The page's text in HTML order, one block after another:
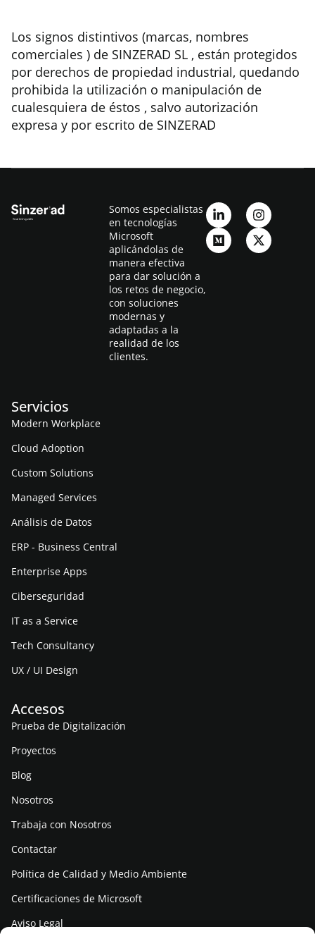
Los signos distintivos (marcas, nombres
comerciales ) de SINZERAD SL , están protegidos
por derechos de propiedad industrial, quedando
prohibida la utilización o manipulación de
cualesquiera de éstos , salvo autorización
expresa y por escrito de SINZERAD
Somos especialistas
en tecnologías
Microsoft
aplicándolas de
manera efectiva
para dar solución a
los retos de negocio,
con soluciones
modernas y
adaptadas a la
realidad de los
clientes.
Servicios
Modern Workplace
Cloud Adoption
Custom Solutions
Managed Services
Análisis de Datos
ERP - Business Central
Enterprise Apps
Ciberseguridad
IT as a Service
Tech Consultancy
UX / UI Design
Accesos
Prueba de Digitalización
Proyectos
Blog
Nosotros
Trabaja con Nosotros
Contactar
Política de Calidad y Medio Ambiente
Certificaciones de Microsoft
Aviso Legal